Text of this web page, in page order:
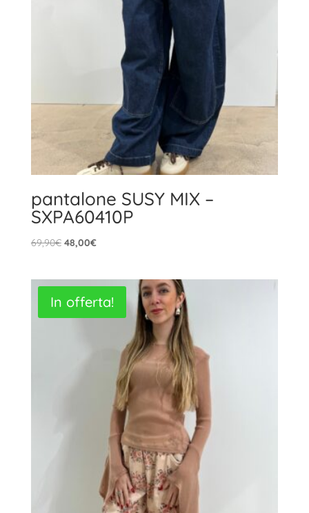
pantalone SUSY MIX –
SXPA60410P
69,90€ Il
era:
69,90€.
48,00€Il
è:
48,00€.
In offerta!